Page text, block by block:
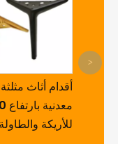
بسيط على شكل
معدنية سوداء
مقاس 450 مم لأرجل
الأريكة للطاولة
>